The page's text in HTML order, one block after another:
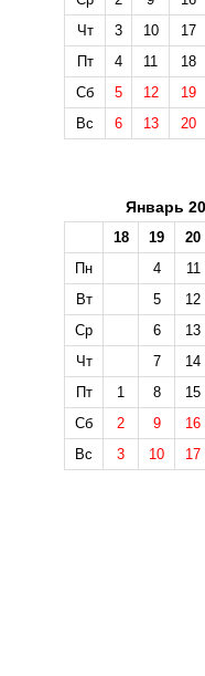
Чт
3 10 17
Пт
4 11 18
Сб
5 12 19
Вс
6 13 20
Январь
18 19 20
Пн
4 11
Вт
5 12
Ср
6 13
Чт
7 14
Пт
1 8 15
Сб
2 9 16
Вс
3 10 17